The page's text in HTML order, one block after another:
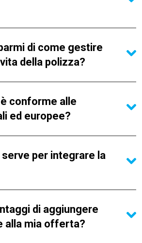
di come gestire
della polizza?
conforme alle
ed europee?
per integrare la
di aggiungere
alla mia offerta?